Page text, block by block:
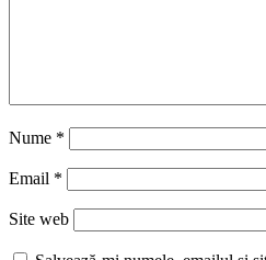
Nume *
Email *
Site web